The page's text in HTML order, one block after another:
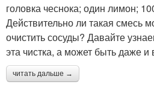
головка чеснока; один лимон;
Действительно ли такая смесь
очистить сосуды? Давайте
эта чистка, а может быть даже и
читать дальше →